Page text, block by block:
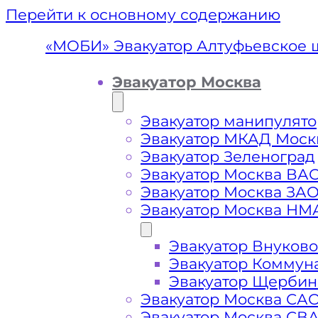
Перейти к основному содержанию
Эвакуатор
«МОБИ» Эвакуатор Алтуфьевское
Эвакуатор Москва
Эвакуатор
Эвакуатор МКАД
Эвакуатор Зеленоград
Эвакуатор Москва
Эвакуатор Москва
Эвакуатор Москва
Эвакуатор Внуково
Эвакуатор
Эвакуатор
Эвакуатор Москва